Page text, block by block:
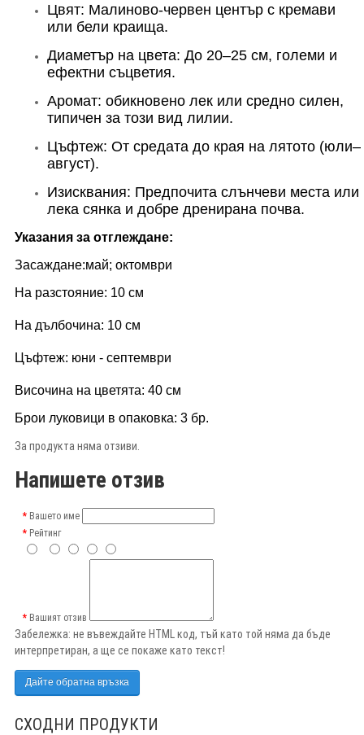
Цвят: Малиново-червен център с кремави
или бели краища.
Диаметър на цвета: До 20–25 см, големи и
ефектни съцветия.
Аромат: обикновено лек или средно силен,
типичен за този вид лилии.
Цъфтеж: От средата до края на лятото (юли–
август).
Изисквания: Предпочита слънчеви места или
лека сянка и добре дренирана почва.
Указания за отглеждане:
Засаждане:май; октомври
На разстояние: 10 см
На дълбочина: 10 см
Цъфтеж: юни - септември
Височина на цветята: 40 см
Брои луковици в опаковка: 3 бр.
За продукта няма отзиви.
Напишете отзив
Вашето име
Рейтинг
Вашият отзив
Забележка: не въвеждайте HTML код, тъй като той няма да бъде
интерпретиран, а ще се покаже като текст!
Дайте обратна връзка
СХОДНИ ПРОДУКТИ